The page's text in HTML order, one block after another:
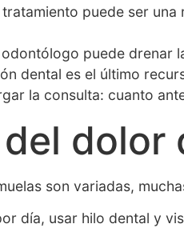
puede ser
puede
dental es el último
la consulta: cuanto
dolor
son variadas,
día, usar hilo dental y